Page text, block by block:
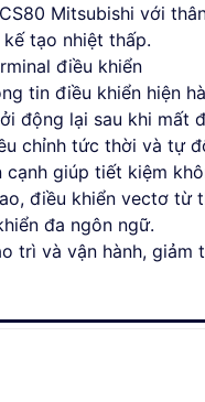
Mitsubishi với
tạo nhiệt thấp.
điều khiển
tin điều khiển hiện
động lại sau khi mất
chỉnh tức thời và tự
cạnh giúp tiết kiệm
điều khiển vectơ từ
đa ngôn ngữ.
trì và vận hành, giảm